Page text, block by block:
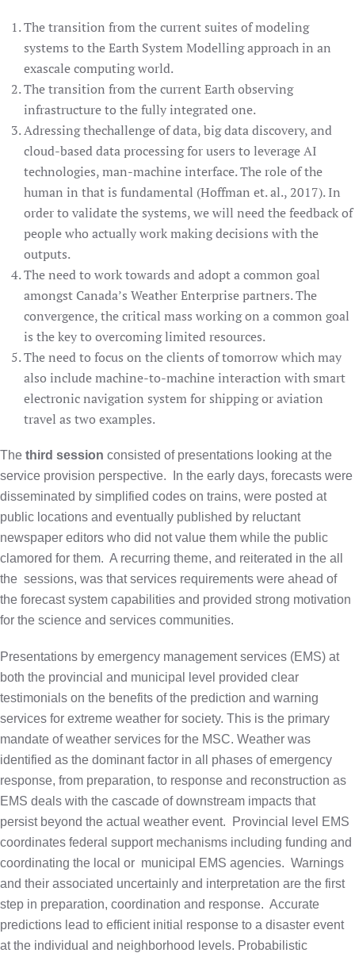
The transition from the current suites of modeling
systems to the Earth System Modelling approach in an
exascale computing world.
The transition from the current Earth observing
infrastructure to the fully integrated one.
Adressing thechallenge of data, big data discovery, and
cloud-based data processing for users to leverage AI
technologies, man-machine interface. The role of the
human in that is fundamental (Hoffman et. al., 2017). In
order to validate the systems, we will need the feedback of
people who actually work making decisions with the
outputs.
The need to work towards and adopt a common goal
amongst Canada’s Weather Enterprise partners. The
convergence, the critical mass working on a common goal
is the key to overcoming limited resources.
The need to focus on the clients of tomorrow which may
also include machine-to-machine interaction with smart
electronic navigation system for shipping or aviation
travel as two examples.
The third session consisted of presentations looking at the
service provision perspective.
In the early days, forecasts were
disseminated by simplified codes on trains, were posted at
public locations and eventually published by reluctant
newspaper editors who did not value them while the public
clamored for them. A recurring theme, and reiterated in the all
the sessions, was that services requirements were ahead of
the forecast system capabilities and provided strong motivation
for the science and services communities.
Presentations by emergency management services (EMS) at
both the provincial and municipal level provided clear
testimonials on the benefits of the prediction and warning
services for extreme weather for society. This is the primary
mandate of weather services for the MSC. Weather was
identified as the dominant factor in all phases of emergency
response, from preparation, to response and reconstruction as
EMS deals with the cascade of downstream impacts that
persist beyond the actual weather event.
Provincial level EMS
coordinates federal support mechanisms including funding and
coordinating the local or municipal EMS agencies. Warnings
and their associated uncertainly and interpretation are the first
step in preparation, coordination and response. Accurate
predictions lead to efficient initial response to a disaster event
at the individual and neighborhood levels. Probabilistic